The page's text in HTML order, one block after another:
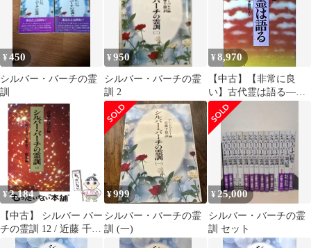
¥450
シルバー・バーチの霊
訓
¥950
シルバー・バーチの霊
訓 2
¥8,970
【中古】【非常に良
い】古代霊は語る―シ
ルバー・バーチ霊訓よ
り
¥2,184
【中古】 シルバー バー
チの霊訓 12 / 近藤 千雄
/ 潮文社
¥999
シルバー・バーチの霊
訓 (一)
¥ 25,000
シルバー・バーチの霊
訓 セット